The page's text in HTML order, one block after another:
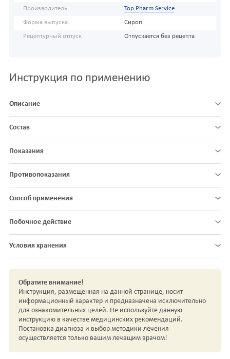
Производитель Top Pharm Service
Форма выпуска Сироп
Рецептурный отпуск Отпускается без рецепта
Инструкция по применению
Описание
Состав
Показания
Противопоказания
Способ применения
Побочное действие
Условия хранения
Обратите внимание!
Инструкция, размещенная на данной странице, носит
информационный характер и предназначена исключительно
для ознакомительных целей. Не используйте данную
инструкцию в качестве медицинских рекомендаций.
Постановка диагноза и выбор методики лечения
осуществляется только вашим лечащим врачом!